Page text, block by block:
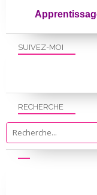
SUIVEZ-MOI
RECHERCHE